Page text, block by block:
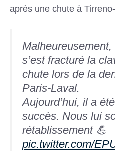
après une chute à
s’est fracturé la
chute lors de la
Paris-Laval.
Aujourd’hui, il a
succès. Nous lui
rétablissement 💪
pic.twitter.com/